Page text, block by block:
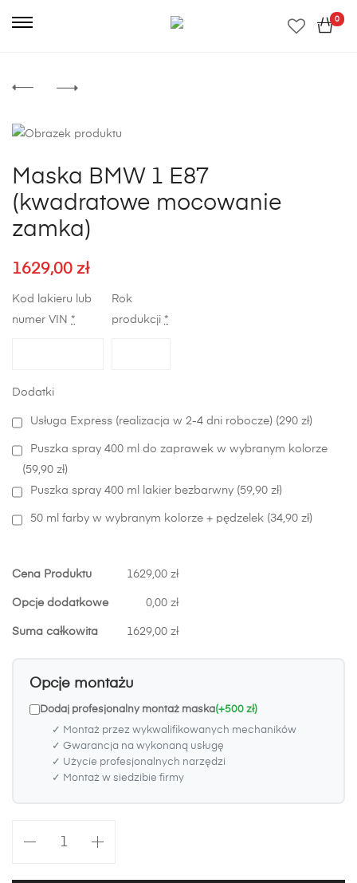
0
Maska BMW 1 E87
(kwadratowe mocowanie
zamka)
1629,00 zł
Kod lakieru lub
numer VIN *
Rok
produkcji *
Dodatki
Usługa Express (realizacja w 2-4 dni robocze) (290 zł)
Puszka spray 400 ml do zaprawek w wybranym kolorze
(59,90 zł)
Puszka spray 400 ml lakier bezbarwny (59,90 zł)
50 ml farby w wybranym kolorze + pędzelek (34,90 zł)
Cena Produktu 1629,00 zł
Opcje dodatkowe 0,00 zł
Suma całkowita 1629,00 zł
Opcje montażu
Dodaj profesjonalny montaż maska(+500 zł)
✓ Montaż przez wykwalifikowanych mechaników
✓ Gwarancja na wykonaną usługę
✓ Użycie profesjonalnych narzędzi
✓ Montaż w siedzibie firmy